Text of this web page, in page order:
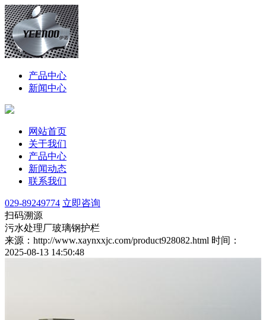
产品中心
新闻中心
网站首页
关于我们
产品中心
新闻动态
联系我们
029-89249774 立即咨询
扫码溯源
污水处理厂玻璃钢护栏
来源：http://www.xaynxxjc.com/product928082.html 时间：
2025-08-13 14:50:48